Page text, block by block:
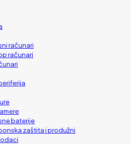
računari
računari
baterije
zaštita i produžni